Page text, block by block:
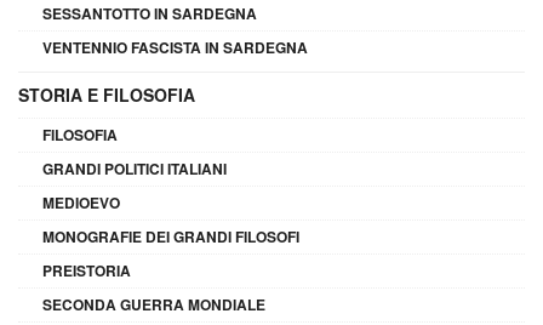
SESSANTOTTO IN SARDEGNA
VENTENNIO FASCISTA IN SARDEGNA
STORIA E FILOSOFIA
FILOSOFIA
GRANDI POLITICI ITALIANI
MEDIOEVO
MONOGRAFIE DEI GRANDI FILOSOFI
PREISTORIA
SECONDA GUERRA MONDIALE